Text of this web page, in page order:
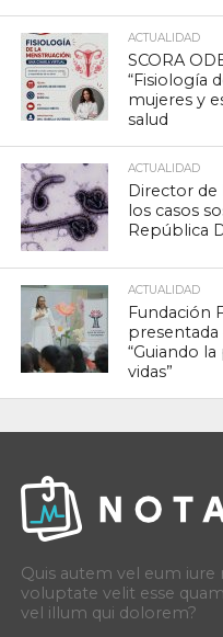
ACTUALIDAD
SCORA
“Fisiología
mujeres y
salud
ACTUALIDAD
Director de
los casos
República
ACTUALIDAD
Fundación
“Guiando
vidas”
Quis autem vel eum
voluptate velit esse
vel illum qui dolorem?